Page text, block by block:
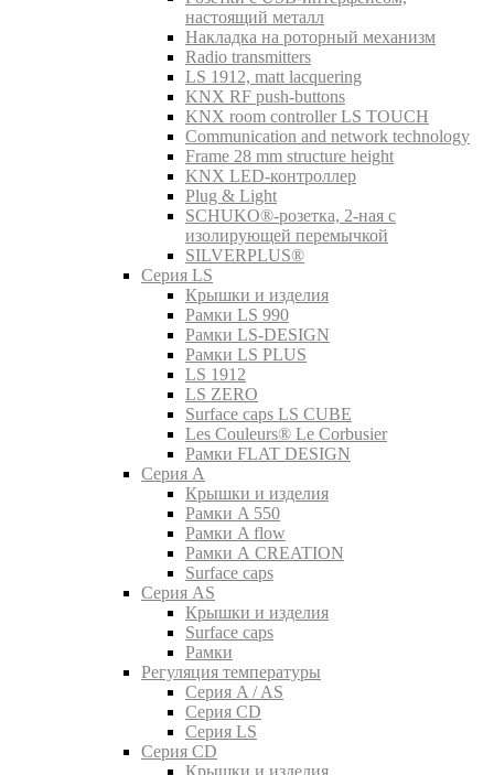
настоящий металл
Накладка на роторный механизм
Radio transmitters
LS 1912, matt lacquering
KNX RF push-buttons
KNX room controller LS TOUCH
Communication and network technology
Frame 28 mm structure height
KNX LED-контроллер
Plug & Light
SCHUKO®-розетка, 2-ная с
изолирующей перемычкой
SILVERPLUS®
Серия LS
Крышки и изделия
Рамки LS 990
Рамки LS-DESIGN
Рамки LS PLUS
LS 1912
LS ZERO
Surface caps LS CUBE
Les Couleurs® Le Corbusier
Рамки FLAT DESIGN
Серия A
Крышки и изделия
Рамки A 550
Рамки A flow
Рамки A CREATION
Surface caps
Серия AS
Крышки и изделия
Surface caps
Рамки
Регуляция температуры
Серия A / AS
Серия CD
Серия LS
Серия CD
Крышки и изделия